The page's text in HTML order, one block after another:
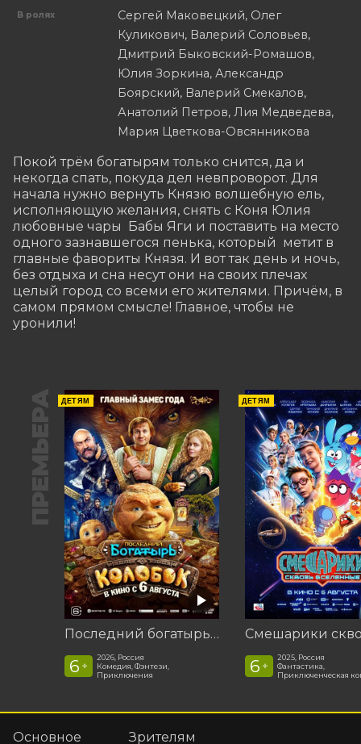
В ролях
Сергей Маковецкий, Олег
Куликович, Валерий Соловьев,
Дмитрий Быковский-Ромашов,
Юлия Зоркина, Александр
Боярский, Валерий Смекалов,
Анатолий Петров, Лия Медведева,
Мария Цветкова-Овсянникова
Покой трём богатырям только снится, да и
некогда спать, покуда дел невпроворот. Для
начала нужно вернуть Князю волшебную ель,
исполняющую желания, снять с Коня Юлия
любовные чары  Бабы Яги и поставить на место
одного зазнавшегося пенька, который  метит в
главные фавориты Князя. И вот так день и ночь,
без отдыха и сна несут они на своих плечах
целый город со всеми его жителями. Причём, в
самом прямом смысле! Главное, чтобы не
уронили!
ПРЕМЬЕРА ДЕТЯМ
Последний богатырь. Колобок
6 +
2026, Россия
Комедия, Фэнтези,
Приключения
ДЕТЯМ
6 +
2025, Россия
Фантастика,
Приключенческая
Основное Зрителям